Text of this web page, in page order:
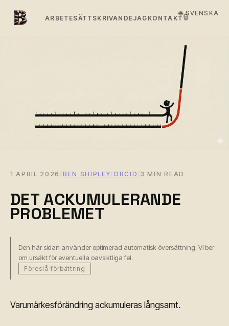
ARBETESÄTT SKRIVANDEJAG KONTAKT🔒
1 APRIL 2026 / BEN SHIPLEY/ ORCID /3 MIN READ
DET ACKUMULERANDE
PROBLEMET
Den här sidan använder optimerad automatisk översättning. Vi ber
om ursäkt för eventuella oavsiktliga fel.
Föreslå förbättring
Varumärkesförändring ackumuleras långsamt.
🌐 SVENSKA